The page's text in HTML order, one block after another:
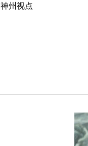
神州视点